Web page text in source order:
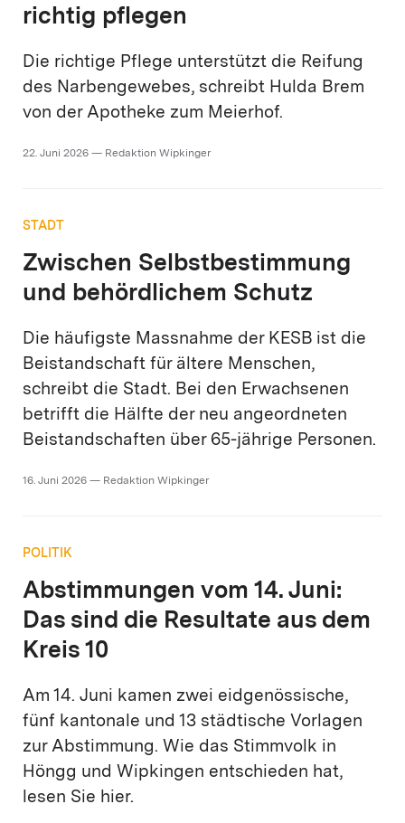
richtig pflegen
Die richtige Pflege unterstützt die Reifung
des Narbengewebes, schreibt Hulda Brem
von der Apotheke zum Meierhof.
22. Juni 2026 — Redaktion Wipkinger
STADT
Zwischen Selbstbestimmung
und behördlichem Schutz
Die häufigste Massnahme der KESB ist die
Beistandschaft für ältere Menschen,
schreibt die Stadt. Bei den Erwachsenen
betrifft die Hälfte der neu angeordneten
Beistandschaften über 65-jährige Personen.
16. Juni 2026 — Redaktion Wipkinger
POLITIK
Abstimmungen vom 14. Juni:
Das sind die Resultate aus dem
Kreis 10
Am 14. Juni kamen zwei eidgenössische,
fünf kantonale und 13 städtische Vorlagen
zur Abstimmung. Wie das Stimmvolk in
Höngg und Wipkingen entschieden hat,
lesen Sie hier.